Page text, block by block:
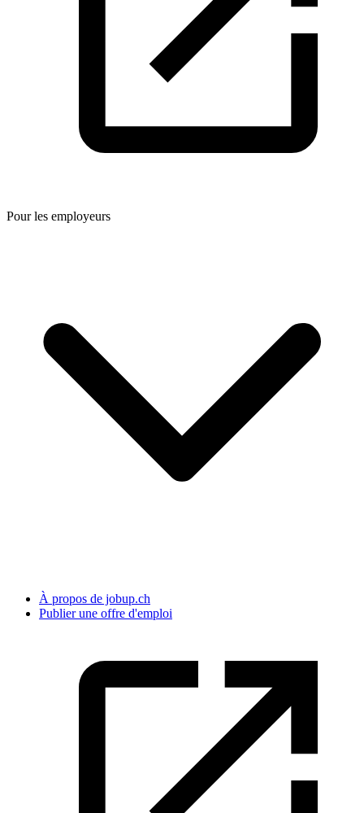
Pour les employeurs
À propos de jobup.ch
Publier une offre d'emploi